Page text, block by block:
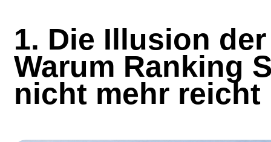
1. Die Illusion
Warum Ranking
nicht mehr reicht